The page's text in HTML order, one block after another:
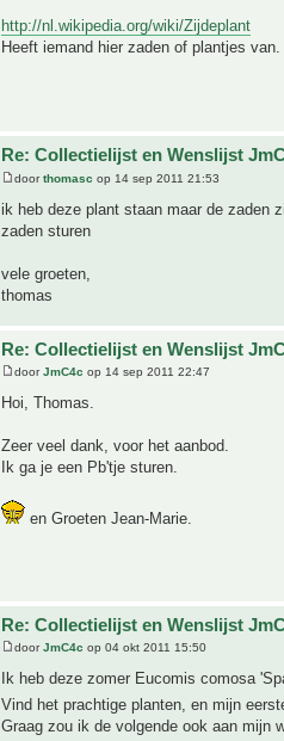
http://nl.wikipedia.org/wiki/Zijdeplant
Heeft iemand hier zaden of plantjes van.
Re: Collectielijst en Wenslijst
doorthomasc op 14 sep 2011 21:53
ik heb deze plant staan maar de zaden
zaden sturen
vele groeten,
thomas
Re: Collectielijst en Wenslijst
doorJmC4c op 14 sep 2011 22:47
Hoi, Thomas.
Zeer veel dank, voor het aanbod.
Ik ga je een Pb'tje sturen.
en Groeten Jean-Marie.
Re: Collectielijst en Wenslijst
doorJmC4c op 04 okt 2011 15:50
Ik heb deze zomer Eucomis comosa
Vind het prachtige planten, en mijn
Graag zou ik de volgende ook aan mijn